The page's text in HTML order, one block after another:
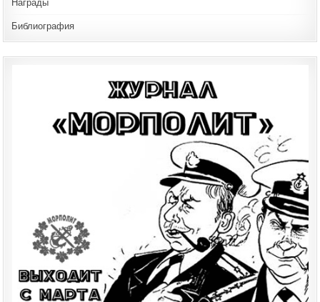
Награды
Библиография